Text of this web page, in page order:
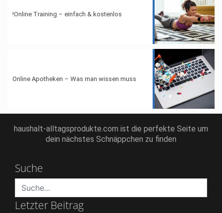
Online Training – einfach & kostenlos!
Online Apotheken – Was man wissen muss
haushalt-alltagsprodukte.com ist die perfekte Seite um
dein nächstes Schnäppchen zu finden
Suche
Letzter Beitrag